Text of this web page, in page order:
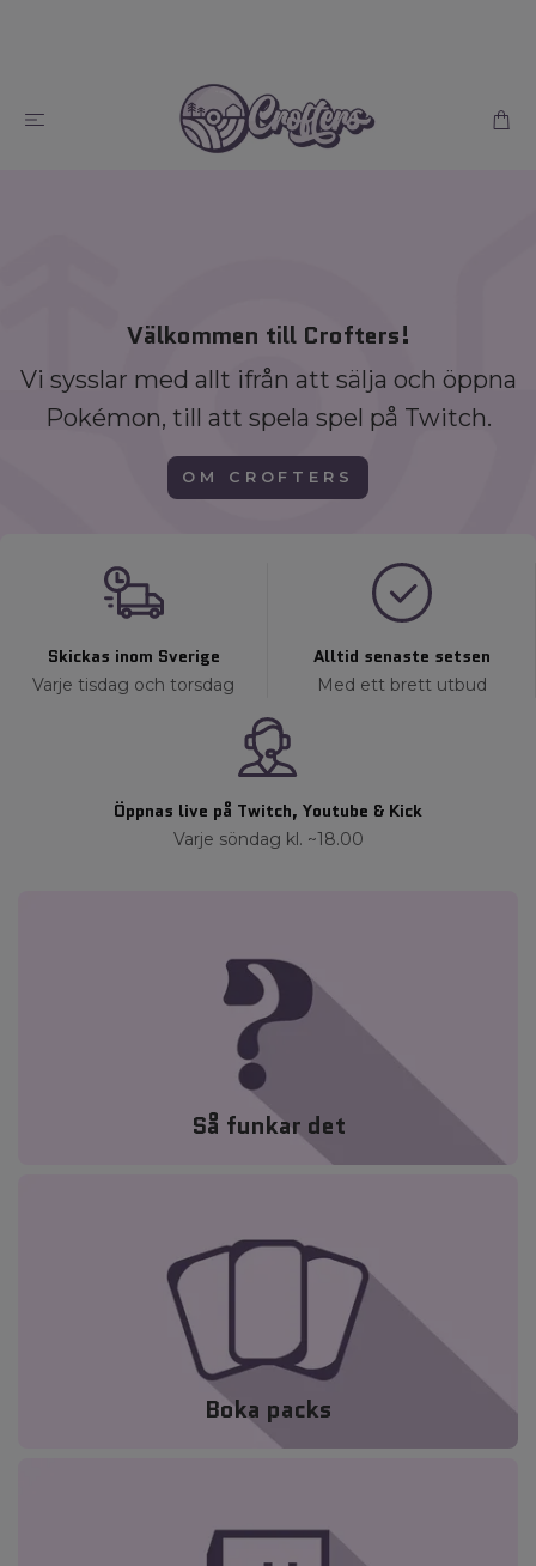
Välkommen till Crofters!
Vi sysslar med allt ifrån att sälja och öppna
Pokémon, till att spela spel på Twitch.
OM CROFTERS
Skickas inom Sverige
Varje tisdag och torsdag
Alltid senaste setsen
Med ett brett utbud
Öppnas live på Twitch, Youtube & Kick
Varje söndag kl. ~18.00
Så funkar det
Boka packs